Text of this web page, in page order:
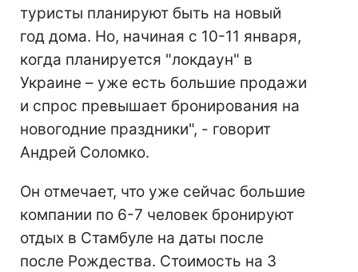
туристы планируют быть на новый
год дома. Но, начиная с 10-11 января,
когда планируется "локдаун" в
Украине – уже есть большие продажи
и спрос превышает бронирования на
новогодние праздники", - говорит
Андрей Соломко.
Он отмечает, что уже сейчас большие
компании по 6-7 человек бронируют
отдых в Стамбуле на даты после
после Рождества. Стоимость на 3